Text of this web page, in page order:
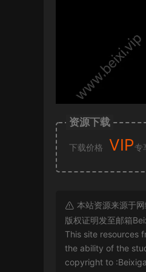
资源下载
下载价格 VIP专
本站资源来源于
版权证明发至邮箱
This site resources
the ability of the
copyright to :